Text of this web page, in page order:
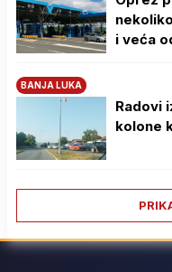
i veća
BANJA LUKA
Radovi
kolone